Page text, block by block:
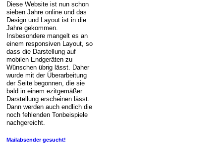
Diese Website ist nun schon
sieben Jahre online und das
Design und Layout ist in die
Jahre gekommen.
Insbesondere mangelt es an
einem responsiven Layout, so
dass die Darstellung auf
mobilen Endgeräten zu
Wünschen übrig lässt. Daher
wurde mit der Überarbeitung
der Seite begonnen, die sie
bald in einem ezitgemäßer
Darstellung erscheinen lässt.
Dann werden auch endlich die
noch fehlenden Tonbeispiele
nachgereicht.
Mailabsender gesucht!